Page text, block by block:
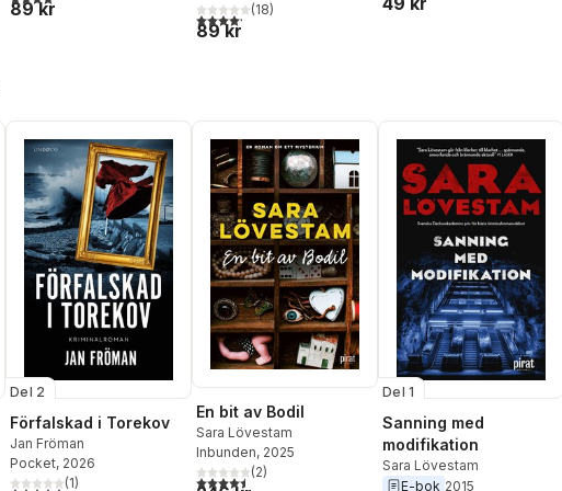
89 kr
4,2utav 5 stjärnor. Totalt antal röster:
(18)
89 kr
Del 2
Förfalskad i Torekov
Jan Fröman
Pocket, 2026
(1)
En bit av Bodil
Sara Lövestam
Inbunden, 2025
4,5utav 5 stjärnor. Totalt antal röster:
(2)
Del 1
Sanning med
modifikation
Sara Lövestam
E-bok 2015